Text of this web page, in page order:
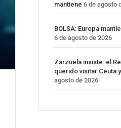
mantiene 6 de agosto
BOLSA: Europa
6 de agosto de 2026
Zarzuela insiste: el
querido visitar Ceuta
agosto de 2026